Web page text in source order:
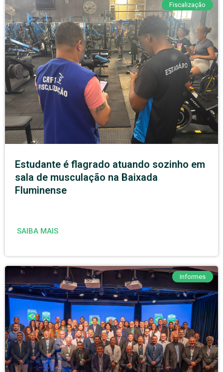
Fiscalização
Estudante é flagrado atuando sozinho em
sala de musculação na Baixada
Fluminense
SAIBA MAIS
Informes